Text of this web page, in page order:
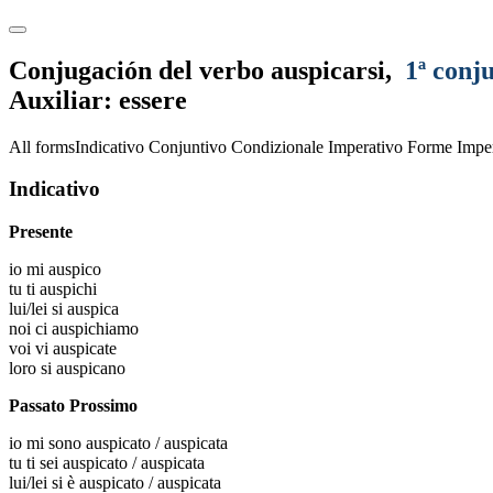
Conjugación del verbo auspicarsi, 1ª
Auxiliar: essere
All formsIndicativo Conjuntivo Condizionale Imperativo Forme
Indicativo
Presente
io mi auspico
tu ti auspichi
lui/lei si auspica
noi ci auspichiamo
voi vi auspicate
loro si auspicano
Passato Prossimo
io mi sono auspicato / auspicata
tu ti sei auspicato / auspicata
lui/lei si è auspicato / auspicata